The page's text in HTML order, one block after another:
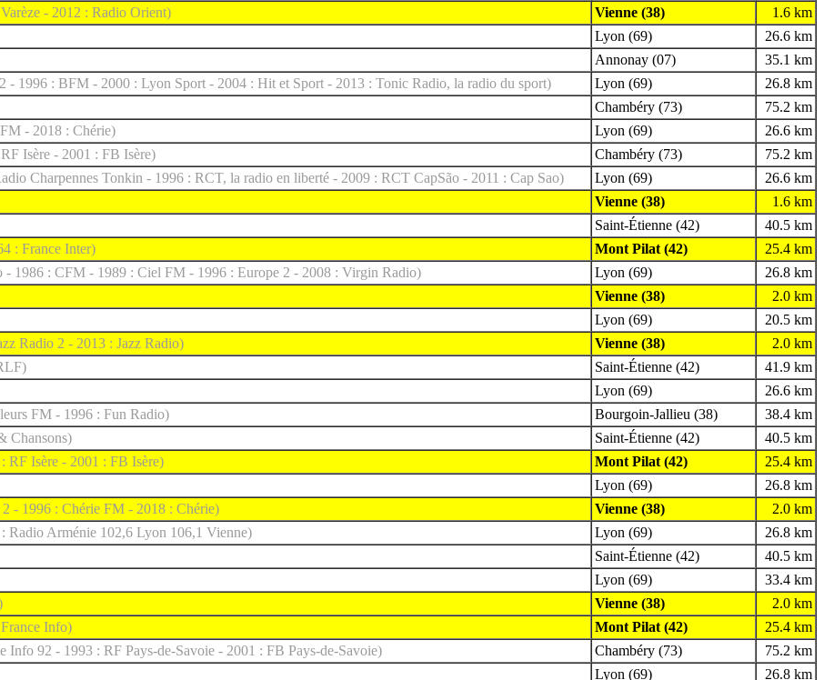
- 2012 : Radio Orient) Vienne (38)
1.6 km
Lyon (69)
26.6 km
Annonay (07)
35.1 km
- 1996 : BFM - 2000 : Lyon Sport - 2004 : Hit et Sport - 2013 : Tonic Radio, la radio du sport) Lyon (69)
26.8 km
Chambéry (73)
75.2 km
- 2018 : Chérie) Lyon (69)
26.6 km
Isère - 2001 : FB Isère) Chambéry (73)
75.2 km
Charpennes Tonkin - 1996 : RCT, la radio en liberté - 2009 : RCT CapSão - 2011 : Cap Sao) Lyon (69)
26.6 km
Vienne (38)
1.6 km
Saint-Étienne (42)
40.5 km
: France Inter) Mont Pilat (42)
25.4 km
1986 : CFM - 1989 : Ciel FM - 1996 : Europe 2 - 2008 : Virgin Radio) Lyon (69)
26.8 km
Vienne (38)
2.0 km
Lyon (69)
20.5 km
Radio 2 - 2013 : Jazz Radio) Vienne (38)
2.0 km
Saint-Étienne (42)
41.9 km
Lyon (69)
26.6 km
FM - 1996 : Fun Radio) Bourgoin-Jallieu (38)
38.4 km
Chansons) Saint-Étienne (42)
40.5 km
RF Isère - 2001 : FB Isère) Mont Pilat (42)
25.4 km
Lyon (69)
26.8 km
- 1996 : Chérie FM - 2018 : Chérie) Vienne (38)
2.0 km
Radio Arménie 102,6 Lyon 106,1 Vienne) Lyon (69)
26.8 km
Saint-Étienne (42)
40.5 km
Lyon (69)
33.4 km
Vienne (38)
2.0 km
Info) Mont Pilat (42)
25.4 km
Info 92 - 1993 : RF Pays-de-Savoie - 2001 : FB Pays-de-Savoie) Chambéry (73)
75.2 km
Lyon (69)
26.8 km